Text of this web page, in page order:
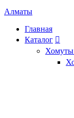
Алматы
Главная
Каталог 
Хомуты